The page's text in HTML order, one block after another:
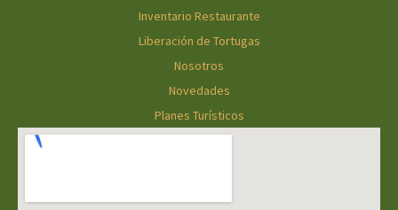
Inventario Restaurante
Liberación de Tortugas
Nosotros
Novedades
Planes Turísticos